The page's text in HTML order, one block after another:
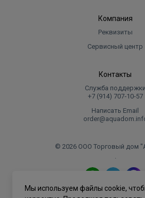
Компания
Реквизиты
Сервисный центр
Контакты
Служба поддержки
+7 (914) 707‑10‑57
Написать Email
© 2026 ООО Торговый дом
.
Политика
Мы используем файлы cookie,